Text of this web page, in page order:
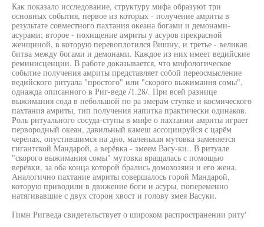
Как показало исследование, структуру мифа образуют три
основных события, первое из которых - получение амриты в
результате совместного пахтания океана богами и демонами-
асурами; второе - похищение амриты у асуров прекрасной
женщиной, в которую перевоплотился Вишну, и третье - великая
битва между богами и демонами. Каждое из них имеет ведийские
реминисценции. В работе доказывается, что мифологическое
событие получения амриты представляет собой переосмысление
ведийского ритуала "простого" или "скорого выжимания сомы",
однажда описанного в Риг-веде /1.28/. При всей разнице
выжимания сода в небольшой по ра змерам ступке и космического
пахтания амриты, тип получения напитка практически одинаков.
Роль ритуального сосуда-ступы в мифе о пахтании амриты играет
первородный океан, давильный камеш ассоциируйся с царём
черепах, опустившимся на дно, маленькая мутовка заменяется
гигантской Мандарой, а верёвка - змеем Васу-ки.. В ритуале
"скорого выжимания сомы" мутовка вращалась с помощью
верёвки, за оба конца которой брались домохозяин и его жена.
Аналогично пахтание амриты совершалось горой Мандарой,
которую приводили в движение боги и асуры, попеременно
натягивавшие с двух сторон хвост и голову змея Васуки.
Гимн Ригведа свидетельствует о широком распространении риту'